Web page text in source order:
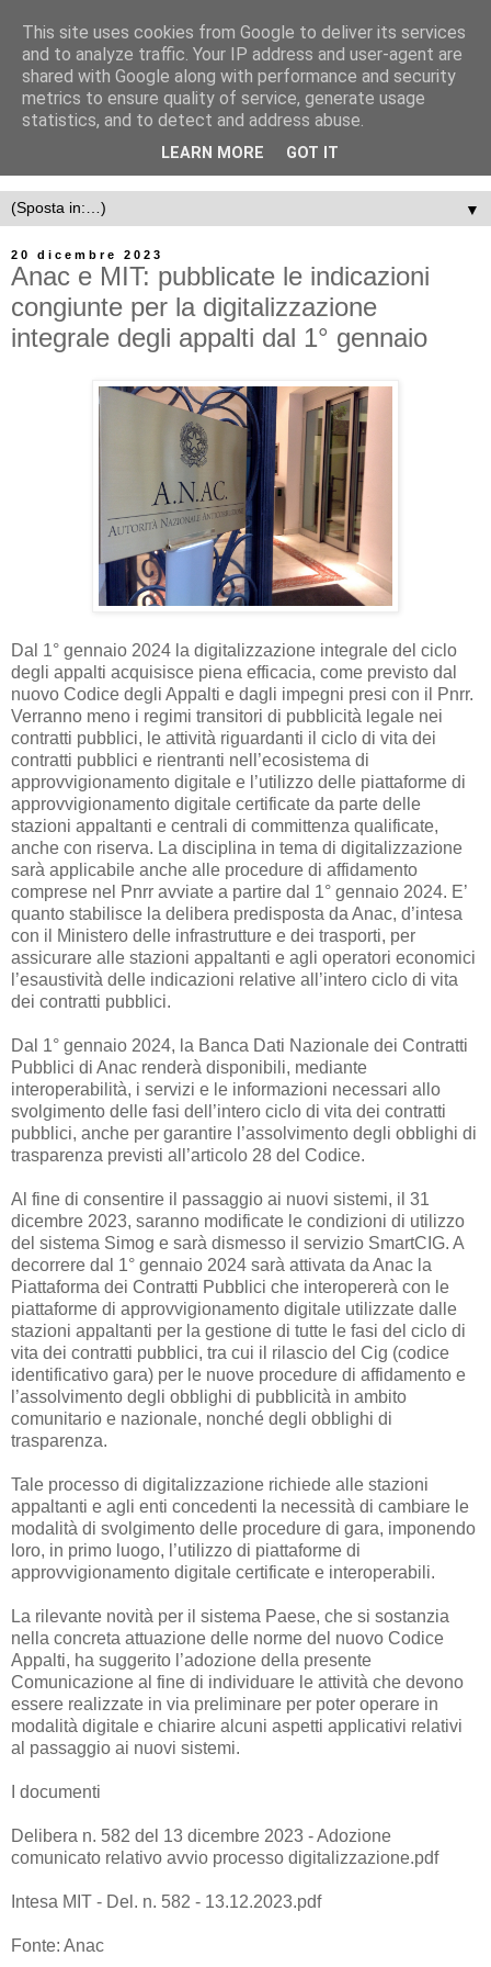
▼
20 dicembre 2023
Anac e MIT: pubblicate le indicazioni
congiunte per la digitalizzazione
integrale degli appalti dal 1° gennaio
Dal 1° gennaio 2024 la digitalizzazione integrale del ciclo
degli appalti acquisisce piena efficacia, come previsto dal
nuovo Codice degli Appalti e dagli impegni presi con il Pnrr.
Verranno meno i regimi transitori di pubblicità legale nei
contratti pubblici, le attività riguardanti il ciclo di vita dei
contratti pubblici e rientranti nell’ecosistema di
approvvigionamento digitale e l’utilizzo delle piattaforme di
approvvigionamento digitale certificate da parte delle
stazioni appaltanti e centrali di committenza qualificate,
anche con riserva. La disciplina in tema di digitalizzazione
sarà applicabile anche alle procedure di affidamento
comprese nel Pnrr avviate a partire dal 1° gennaio 2024. E’
quanto stabilisce la delibera predisposta da Anac, d’intesa
con il Ministero delle infrastrutture e dei trasporti, per
assicurare alle stazioni appaltanti e agli operatori economici
l’esaustività delle indicazioni relative all’intero ciclo di vita
dei contratti pubblici.
Dal 1° gennaio 2024, la Banca Dati Nazionale dei Contratti
Pubblici di Anac renderà disponibili, mediante
interoperabilità, i servizi e le informazioni necessari allo
svolgimento delle fasi dell’intero ciclo di vita dei contratti
pubblici, anche per garantire l’assolvimento degli obblighi di
trasparenza previsti all’articolo 28 del Codice.
Al fine di consentire il passaggio ai nuovi sistemi, il 31
dicembre 2023, saranno modificate le condizioni di utilizzo
del sistema Simog e sarà dismesso il servizio SmartCIG. A
decorrere dal 1° gennaio 2024 sarà attivata da Anac la
Piattaforma dei Contratti Pubblici che interopererà con le
piattaforme di approvvigionamento digitale utilizzate dalle
stazioni appaltanti per la gestione di tutte le fasi del ciclo di
vita dei contratti pubblici, tra cui il rilascio del Cig (codice
identificativo gara) per le nuove procedure di affidamento e
l’assolvimento degli obblighi di pubblicità in ambito
comunitario e nazionale, nonché degli obblighi di
trasparenza.
Tale processo di digitalizzazione richiede alle stazioni
appaltanti e agli enti concedenti la necessità di cambiare le
modalità di svolgimento delle procedure di gara, imponendo
loro, in primo luogo, l’utilizzo di piattaforme di
approvvigionamento digitale certificate e interoperabili.
La rilevante novità per il sistema Paese, che si sostanzia
nella concreta attuazione delle norme del nuovo Codice
Appalti, ha suggerito l’adozione della presente
Comunicazione al fine di individuare le attività che devono
essere realizzate in via preliminare per poter operare in
modalità digitale e chiarire alcuni aspetti applicativi relativi
al passaggio ai nuovi sistemi.
I documenti
Delibera n. 582 del 13 dicembre 2023 - Adozione
comunicato relativo avvio processo digitalizzazione.pdf
Intesa MIT - Del. n. 582 - 13.12.2023.pdf
Fonte: Anac
This site uses cookies from Google to deliver its services
and to analyze traffic. Your IP address and user-agent are
shared with Google along with performance and security
metrics to ensure quality of service, generate usage
statistics, and to detect and address abuse.
LEARN MORE GOT IT